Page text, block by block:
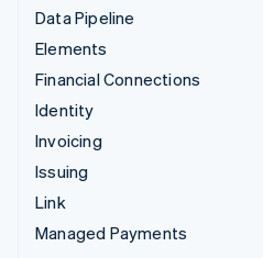
Data Pipeline
Elements
Financial Connections
Identity
Invoicing
Issuing
Link
Managed Payments